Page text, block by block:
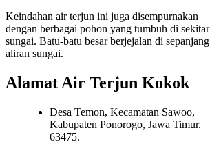
Keindahan air terjun ini juga disempurnakan
dengan berbagai pohon yang tumbuh di sekitar
sungai. Batu-batu besar berjejalan di sepanjang
aliran sungai.
Alamat Air Terjun Kokok
Desa Temon, Kecamatan Sawoo,
Kabupaten Ponorogo, Jawa Timur.
63475.